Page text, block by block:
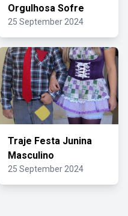
Orgulhosa Sofre
25 September 2024
Traje Festa Junina
Masculino
25 September 2024